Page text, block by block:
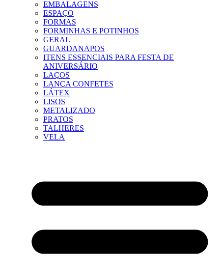
EMBALAGENS
ESPAÇO
FORMAS
FORMINHAS E POTINHOS
GERAL
GUARDANAPOS
ITENS ESSENCIAIS PARA FESTA DE
ANIVERSÁRIO
LAÇOS
LANÇA CONFETES
LÁTEX
LISOS
METALIZADO
PRATOS
TALHERES
VELA